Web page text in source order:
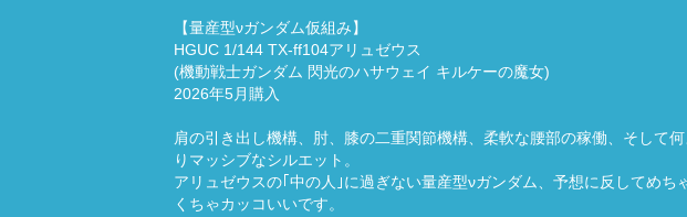
【量産型νガンダム仮組み】
HGUC 1/144 TX-ff104アリュゼウス
(機動戦士ガンダム 閃光のハサウェイ キルケーの魔女)
2026年5月購入
肩の引き出し機構、肘、膝の二重関節機構、柔軟な腰部の稼働、そして何
りマッシブなシルエット。
アリュゼウスの｢中の人｣に過ぎない量産型νガンダム、予想に反してめち
くちゃカッコいいです。